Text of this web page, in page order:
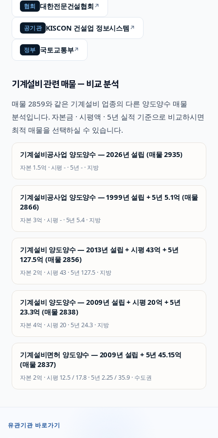
협회 대한전문건설협회↗
공기관 KISCON 건설업 정보시스템↗
정부 국토교통부↗
기계설비관련 매물 — 비교 분석
매물 2859와 같은 기계설비 업종의 다른 양도양수 매물
분석입니다. 자본금 · 시평액 · 5년 실적 기준으로 비교하시면
최적 매물을 선택하실 수 있습니다.
기계설비공사업 양도양수 — 2026년 설립 (매물 2935)
자본 1.5억 · 시평- · 5년- · 지방
기계설비공사업 양도양수 — 1999년 설립 + 5년 5.1억 (매물
2866)
자본 3억 · 시평 -· 5년 5.4 · 지방
기계설비 양도양수 — 2013년 설립 + 시평 43억 + 5년
127.5억 (매물 2856)
자본 2억 · 시평 43 · 5년127.5· 지방
기계설비 양도양수 — 2009년 설립 + 시평 20억 + 5년
23.3억 (매물 2838)
자본 4억 · 시평 20 · 5년24.3· 지방
기계설비면허 양도양수 — 2009년 설립 + 5년 45.15억
(매물 2837)
자본 2억 · 시평 12.5 / 17.8· 5년 2.25 / 35.9 · 수도권
유관기관 바로가기